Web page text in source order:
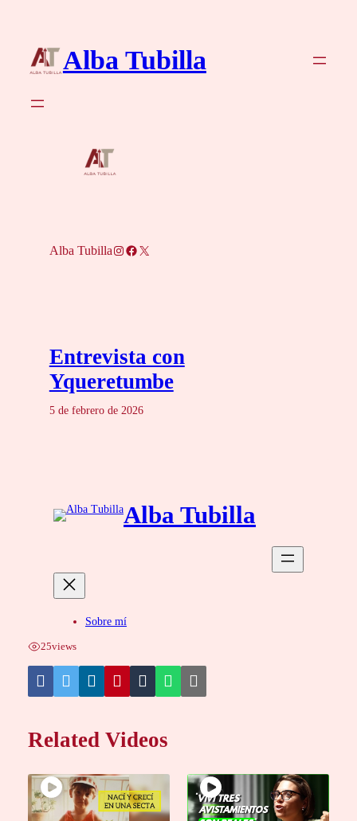
contenido
Alba Tubilla
Alba TubillaInstagram
Facebook
X
Entrevista con
Yqueretumbe
5 de febrero de 2026
25views
Related Videos